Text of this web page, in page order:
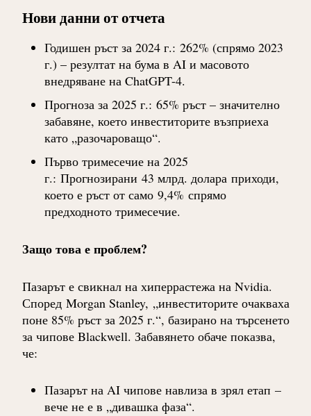
Нови данни от отчета
Годишен ръст за 2024 г.: 262% (спрямо 2023
г.) – резултат на бума в AI и масовото
внедряване на ChatGPT-4.
Прогноза за 2025 г.: 65% ръст – значително
забавяне, което инвеститорите възприеха
като „разочароващо“.
Първо тримесечие на 2025
г.: Прогнозирани 43 млрд. долараприходи,
което е ръст от само 9,4% спрямо
предходното тримесечие.
Защо това е проблем?
Пазарът е свикнал на хиперрастежа на Nvidia.
Според Morgan Stanley, „инвеститорите очакваха
поне 85% ръст за 2025 г.“, базирано на търсенето
за чипове Blackwell. Забавянето обаче показва,
че:
Пазарът на AI чипове навлиза в зрял етап –
вече не е в „дивашка фаза“.